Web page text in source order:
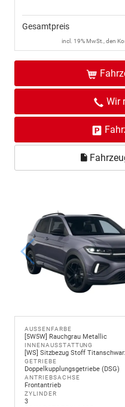
Gesamtpreis
incl. 19% MwSt., den
Wir
AUSSENFARBE
[5W5W] Rauchgrau Metallic
INNENAUSSTATTUNG
[WS] Sitzbezug Stoff
GETRIEBE
Doppelkupplungsgetriebe (DSG)
ANTRIEBSACHSE
Frontantrieb
ZYLINDER
3